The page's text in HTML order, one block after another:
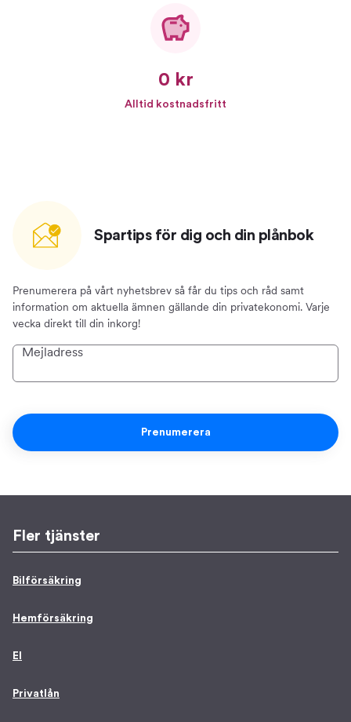
0 kr
Alltid kostnadsfritt
Spartips för dig och din plånbok
Prenumerera på vårt nyhetsbrev så får du tips och råd samt
information om aktuella ämnen gällande din privatekonomi. Varje
vecka direkt till din inkorg!
Mejladress
Prenumerera
Fler tjänster
Bilförsäkring
Hemförsäkring
El
Privatlån